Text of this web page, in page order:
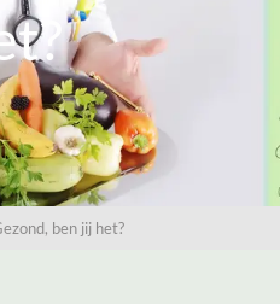
ben jij het?